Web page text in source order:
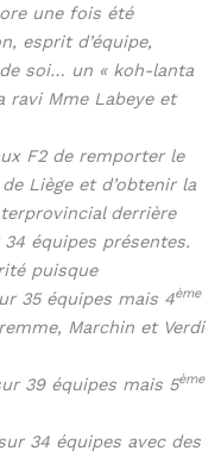
une fois été
esprit d’équipe,
soi… un « koh-lanta
Mme Labeye et
F2 de remporter le
Liège et d’obtenir la
derrière
34 équipes présentes.
puisque
35 équipes mais 4ème
Marchin et Verdi
39 équipes mais 5ème
34 équipes avec des